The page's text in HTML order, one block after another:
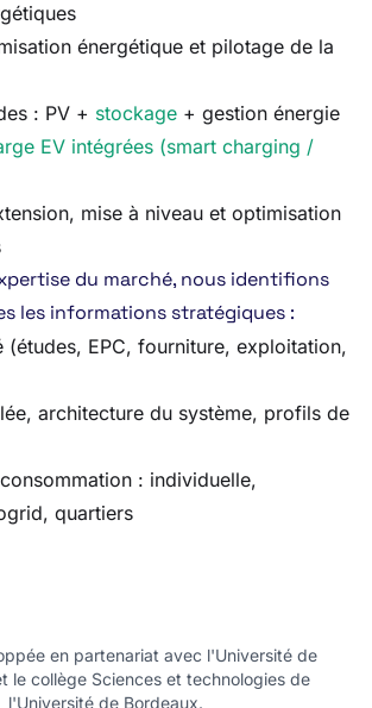
énergétique et pilotage de la
: PV + stockage + gestion énergie
EV intégrées (smart charging /
mise à niveau et optimisation
du marché, nous identifions
les informations stratégiques :
(études, EPC, fourniture, exploitation,
architecture du système, profils de
: individuelle,
quartiers
en partenariat avec l'Université de
le collège Sciences et technologies de
l'Université de Bordeaux.